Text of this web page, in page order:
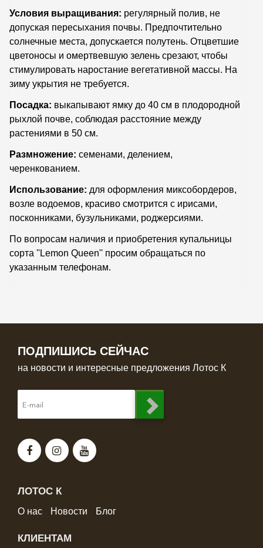
Условия выращивания: регулярный полив, не
допуская пересыхания почвы. Предпочтительно
солнечные места, допускается полутень. Отцветшие
цветоносы и омертвевшую зелень срезают, чтобы
стимулировать наростание вегетативной массы. На
зиму укрытия не требуется.
Посадка: выкапывают ямку до 40 см в плодородной
рыхлой почве, соблюдая расстояние между
растениями в 50 см.
Размножение: семенами, делением,
черенкованием.
Использование: для оформления миксобордеров,
возле водоемов, красиво смотрится с ирисами,
посконниками, бузульниками, роджерсиями.
По вопросам наличия и приобретения купальницы
сорта ''Lemon Queen'' просим обращаться по
указанным телефонам.
ПОДПИШИСЬ СЕЙЧАС
на новости и интересные предложения Лотос К
ЛОТОС К
О нас Новости Блог
КЛИЕНТАМ